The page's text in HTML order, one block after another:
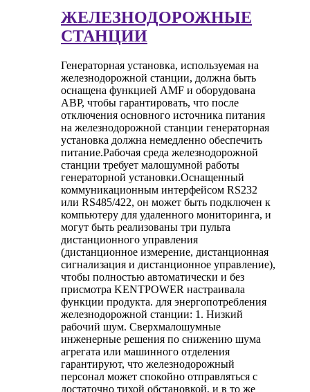
ЖЕЛЕЗНОДОРОЖНЫЕ
СТАНЦИИ
Генераторная установка, используемая на
железнодорожной станции, должна быть
оснащена функцией AMF и оборудована
АВР, чтобы гарантировать, что после
отключения основного источника питания
на железнодорожной станции генераторная
установка должна немедленно обеспечить
питание.Рабочая среда железнодорожной
станции требует малошумной работы
генераторной установки.Оснащенный
коммуникационным интерфейсом RS232
или RS485/422, он может быть подключен к
компьютеру для удаленного мониторинга, и
могут быть реализованы три пульта
дистанционного управления
(дистанционное измерение, дистанционная
сигнализация и дистанционное управление),
чтобы полностью автоматически и без
присмотра KENTPOWER настраивала
функции продукта. для энергопотребления
железнодорожной станции: 1. Низкий
рабочий шум. Сверхмалошумные
инженерные решения по снижению шума
агрегата или машинного отделения
гарантируют, что железнодорожный
персонал может спокойно отправляться с
достаточно тихой обстановкой, и в то же